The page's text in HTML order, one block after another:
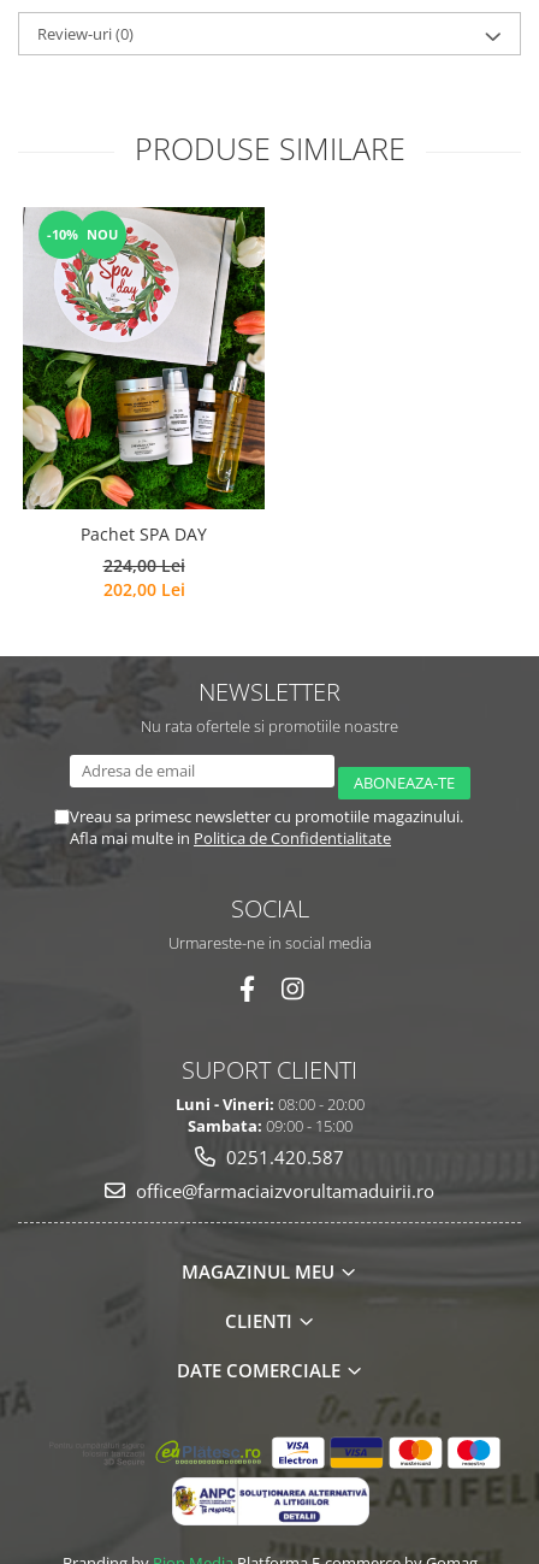
Review-uri(0)
PRODUSE SIMILARE
-10% NOU
Pachet SPA DAY
224,00 Lei
202,00 Lei
NEWSLETTER
Nu rata ofertele si promotiile noastre
Vreau sa primesc newsletter cu promotiile magazinului.
Afla mai multe in Politica de Confidentialitate
SOCIAL
Urmareste-ne in social media
SUPORT CLIENTI
Luni - Vineri: 08:00 - 20:00
Sambata: 09:00 - 15:00
0251.420.587
office@farmaciaizvorultamaduirii.ro
MAGAZINUL MEU
CLIENTI
DATE COMERCIALE